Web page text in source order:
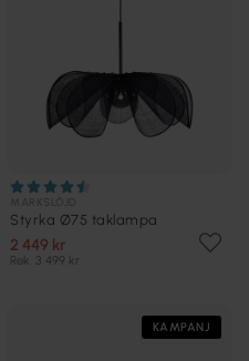
Styrka Ø75 taklampa
2 449 kr
Rek. 3 499 kr
KAMPANJ